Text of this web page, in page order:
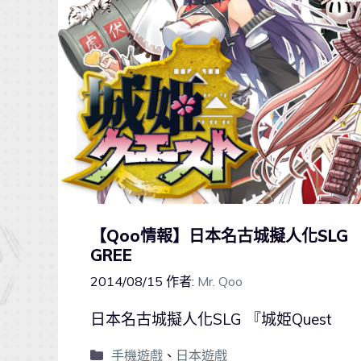
【Qoo情報】日本名古城擬人化
GREE
2014/08/15 作者: Mr. Qoo
日本名古城擬人化SLG 『城姫Quest
手機遊戲、 日本遊戲